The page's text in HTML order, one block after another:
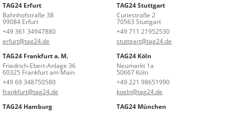
TAG24 Erfurt
Bahnhofstraße 38
99084 Erfurt
+49 361 34947880
erfurt@tag24.de
TAG24 Stuttgart
Curiestraße 2
70563 Stuttgart
+49 711 21952530
stuttgart@tag24.de
TAG24 Frankfurt a. M.
Friedrich-Ebert-Anlage 36
60325 Frankfurt am Main
+49 69 348750580
frankfurt@tag24.de
TAG24 Köln
Neumarkt 1a
50667 Köln
+49 221 98651990
koeln@tag24.de
TAG24 Hamburg
TAG24 München